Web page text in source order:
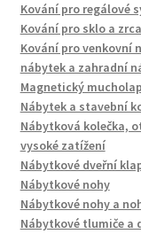
Kování pro regálové
Kování pro sklo a
Kování pro venkovní
nábytek a zahradní
Magnetický
Nábytek a stavební
Nábytková kolečka,
vysoké zatížení
Nábytkové dveřní
Nábytkové nohy
Nábytkové nohy a
Nábytkové tlumiče a